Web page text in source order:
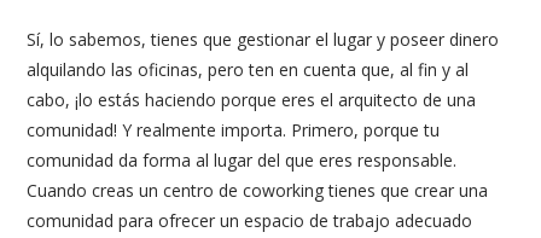
Sí, lo sabemos, tienes que gestionar el lugar y poseer dinero
alquilando las oficinas, pero ten en cuenta que, al fin y al
cabo, ¡lo estás haciendo porque eres el arquitecto de una
comunidad!Y realmente importa. Primero, porque tu
comunidad da forma al lugar del que eres responsable.
Cuando creas un centro de coworking tienes que crear una
comunidad para ofrecer un espacio de trabajo adecuado